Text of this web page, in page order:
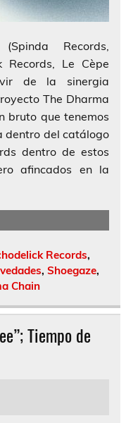
Records,
Records, Le Cèpe
de la sinergia
The Dharma
bruto que tenemos
dentro del catálogo
dentro de estos
afincados en la
Records,
, Shoegaze,
Chain
Tiempo de